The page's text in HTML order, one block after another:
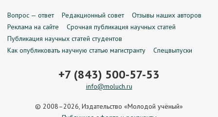
Вопрос — ответ Редакционный совет
Отзывы наших авторов
Реклама на сайте
Срочная публикация научных статей
Публикация научных статей студентов
Как опубликовать научную статью магистранту
Спецвыпуски
+7 (843) 500-57-53
info@moluch.ru
© 2008–2026, Издательство «Молодой учёный»